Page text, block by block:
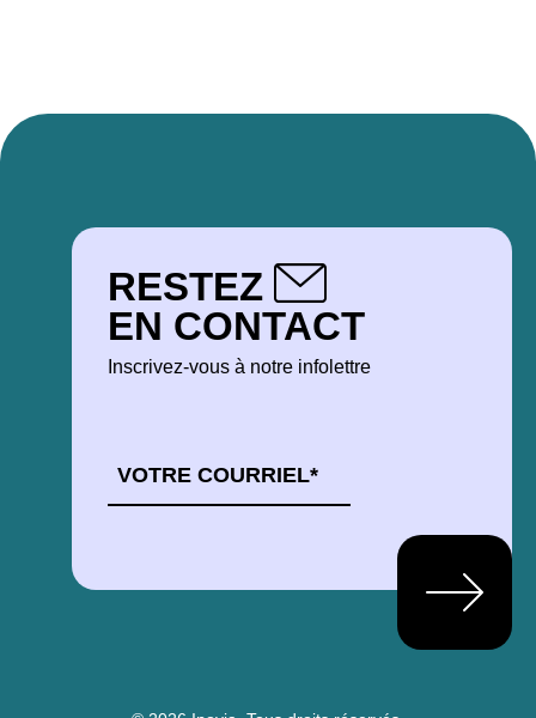
RESTEZ
EN CONTACT
Inscrivez-vous à notre infolettre
*